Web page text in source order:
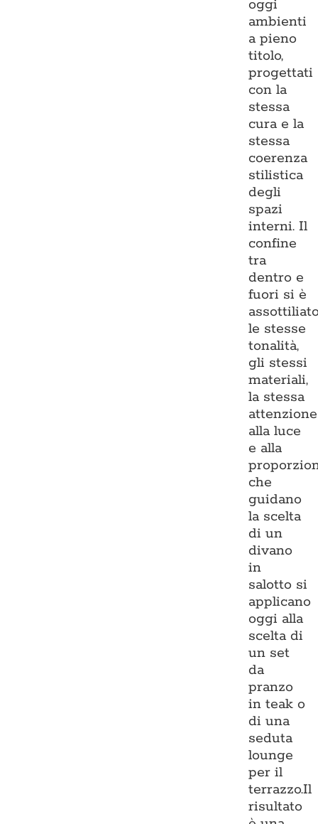
oggi
ambienti
a pieno
titolo,
progettati
con la
stessa
cura e la
stessa
coerenza
stilistica
degli
spazi
interni. Il
confine
tra
dentro e
fuori si è
le stesse
tonalità,
gli stessi
materiali,
la stessa
attenzione
alla luce
e alla
che
guidano
la scelta
di un
divano
in
salotto si
applicano
oggi alla
scelta di
un set
da
pranzo
in teak o
di una
seduta
lounge
per il
terrazzo.Il
risultato